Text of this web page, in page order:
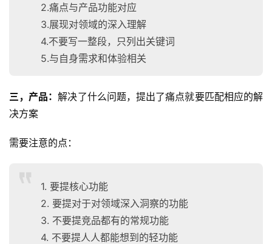
2.痛点与产品功能对应
3.展现对领域的深入理解
4.不要写一整段，只列出关键词
5.与自身需求和体验相关
三，产品：解决了什么问题，提出了痛点就要匹配相应的解
决方案
需要注意的点：
1. 要提核心功能
2. 要提对于对领域深入洞察的功能
3. 不要提竞品都有的常规功能
4. 不要提人人都能想到的轻功能